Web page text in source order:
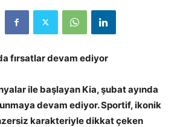
fırsatlar devam ediyor
ile başlayan Kia, şubat ayında
devam ediyor. Sportif, ikonik
karakteriyle dikkat çeken